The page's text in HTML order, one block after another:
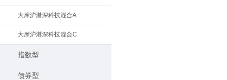
大摩沪港深科技混合A
大摩沪港深科技混合C
指数型
债券型